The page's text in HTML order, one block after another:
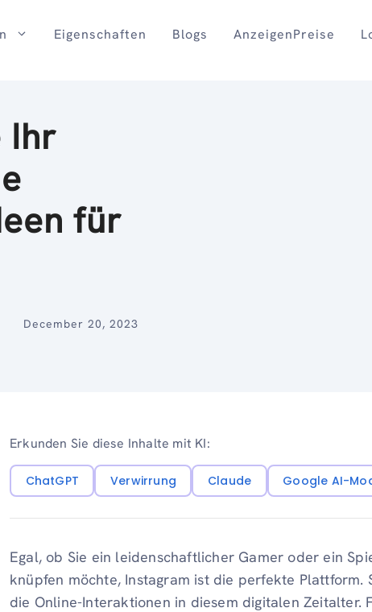
Eigenschaften Blogs AnzeigenPreise
Ihr
für
December 20, 2023
Erkunden Sie diese Inhalte mit KI:
ChatGPT Verwirrung Claude Google AI-
Egal, ob Sie ein leidenschaftlicher Gamer oder ein
knüpfen möchte, Instagram ist die perfekte Plattform.
die Online-Interaktionen in diesem digitalen Zeitalter.